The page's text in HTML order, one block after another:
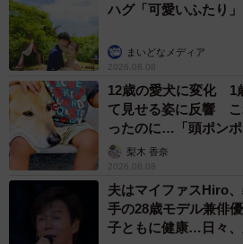
ー同作を描いたきっかけなどあれば
きっかけは単純に思い出したからで
ーお母さまはぬこー様ちゃんさん
とをどのように受け止めているので
母も父も僕のやることを止めたこ
心配はずっとしてくれてます。母
んとあるのか？」とLINEで心配し
ハグ「可愛いふたり」
まいどなメディア
2026.08.08
12歳の愛犬に変化 1
て見せる姿に反響 こ
ったのに…「頭ポンポ
「尊…」
梨木 香奈
2026.08.08
夫はマイファスHiro
手の28歳モデル兼俳
子ともに健康…日々、